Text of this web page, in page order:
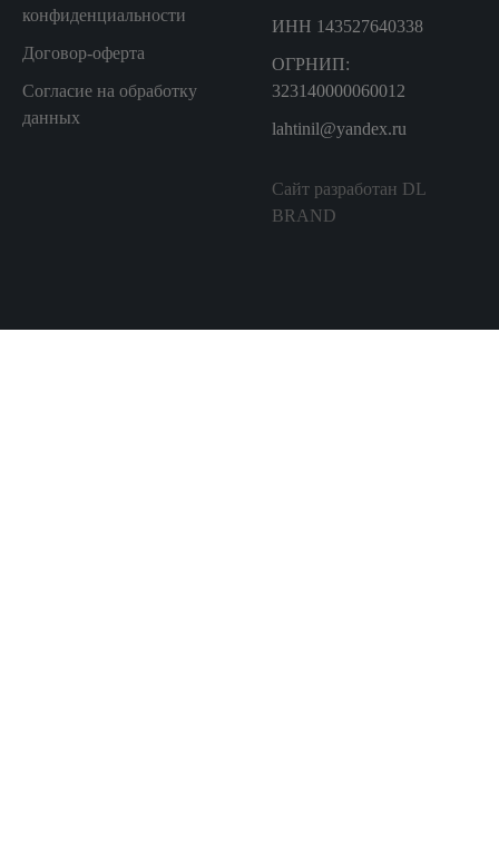
конфиденциальности
Договор-оферта
Согласие на обработку
данных
ИНН 143527640338
ОГРНИП:
323140000060012
lahtinil@yandex.ru
Сайт разработан DL
BRAND